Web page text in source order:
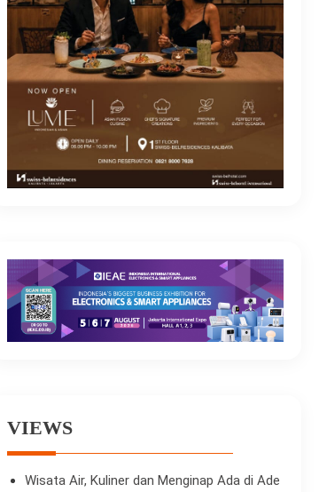
VIEWS
Wisata Air, Kuliner dan Menginap Ada di Ade